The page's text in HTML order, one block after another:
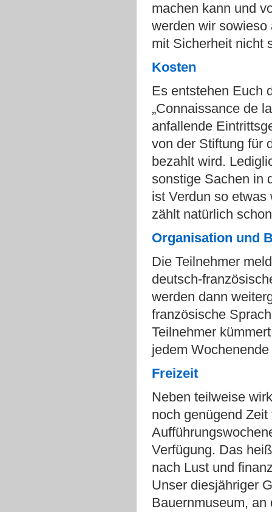
machen kann und
werden wir sowieso
mit Sicherheit nicht
Kosten
Es entstehen Euch
„Connaissance de
anfallende
von der Stiftung für
bezahlt wird.
sonstige Sachen in
ist Verdun so
zählt natürlich
Organisation und
Die Teilnehmer
deutsch-
werden dann
französische
Teilnehmer
jedem
Freizeit
Neben teilweise
noch genügend
Verfügung. Das
nach Lust und
Unser diesjähriger
Bauernmuseum,